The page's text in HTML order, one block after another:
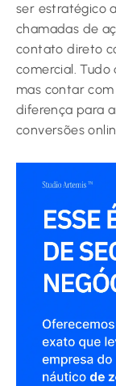
ser estratégico
chamadas de
contato direto
comercial.
mas contar
diferença para
conversões